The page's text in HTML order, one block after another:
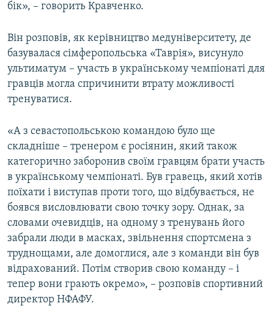
бік», – говорить Кравченко.
Він розповів, як керівництво медуніверситету, де
базувалася сімферопольська «Таврія», висунуло
ультиматум – участь в українському чемпіонаті для
гравців могла спричинити втрату можливості
тренуватися.
«А з севастопольською командою було ще
складніше – тренером є росіянин, який також
категорично заборонив своїм гравцям брати участь
в українському чемпіонаті. Був гравець, який хотів
поїхати і виступав проти того, що відбувається, не
боявся висловлювати свою точку зору. Однак, за
словами очевидців, на одному з тренувань його
забрали люди в масках, звільнення спортсмена з
труднощами, але домоглися, але з команди він був
відрахований. Потім створив свою команду – і
тепер вони грають окремо», – розповів спортивний
директор НФАФУ.